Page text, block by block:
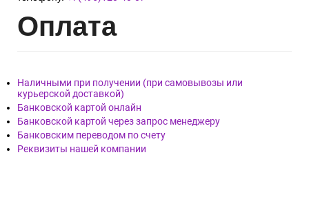
транспортировки заказа Вы можете обращаться к нам, по
телефону. +7(495)128-48-87
Наличными при получении (при самовывозы или
курьерской доставкой)
Банковской картой онлайн